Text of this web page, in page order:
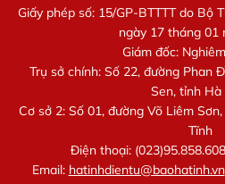
Giấy phép số: 15/GP-BTTTT do Bộ
ngày 17 tháng 01
Giám đốc:
Trụ sở chính: Số 22, đường Phan
Sen, tỉnh Hà
Cơ sở 2: Số 01, đường Võ Liêm
Tĩnh
Điện thoại:
Email: hatinhdientu@baohatinh.vn